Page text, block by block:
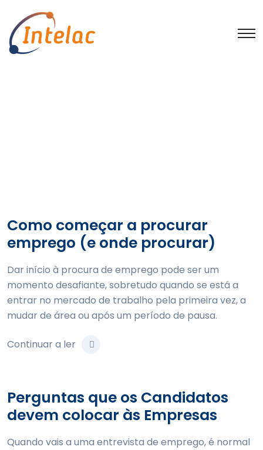
Como começar a procurar
emprego (e onde procurar)
Dar início à procura de emprego pode ser um
momento desafiante, sobretudo quando se está a
entrar no mercado de trabalho pela primeira vez, a
mudar de área ou após um período de pausa.
Continuar a ler
Perguntas que os Candidatos
devem colocar às Empresas
Quando vais a uma entrevista de emprego, é normal